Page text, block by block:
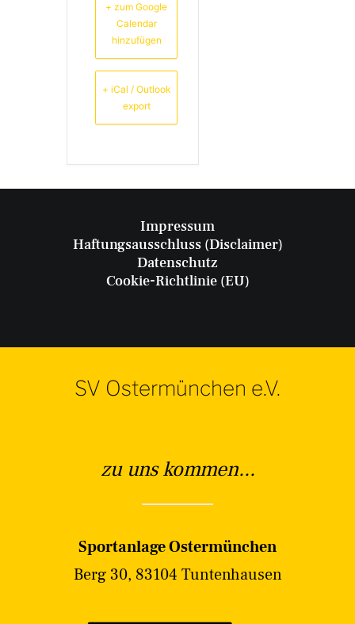
+ zum Google
Calendar
hinzufügen
+ iCal / Outlook
export
Impressum
Haftungsausschluss (Disclaimer)
Datenschutz
Cookie-Richtlinie (EU)
SV Ostermünchen e.V.
zu uns kommen...
Sportanlage Ostermünchen
Berg 30, 83104 Tuntenhausen